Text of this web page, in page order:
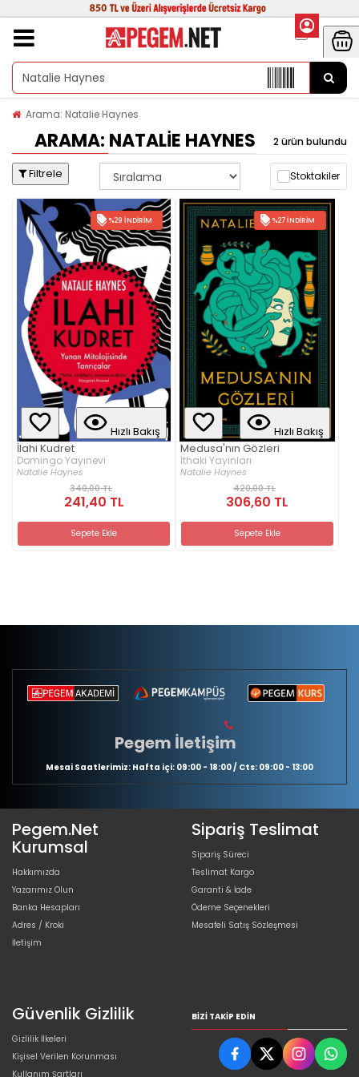
Arama: Natalie Haynes
ARAMA: NATALIE HAYNES 2 ürün bulundu
Filtrele Stoktakiler
%29 İNDIRIM
Hızlı Bakış
İlahi Kudret
Domingo Yayınevi
Natalie Haynes
340,00 TL
241,40 TL
Sepete Ekle
%27 İNDIRIM
Hızlı Bakış
Medusa'nın Gözleri
İthaki Yayınları
Natalie Haynes
420,00 TL
306,60 TL
Sepete Ekle
Pegem İletişim
Mesai Saatlerimiz: Hafta içi: 09:00 - 18:00 / Cts: 09:00 - 13:00
Pegem.Net
Kurumsal
Hakkımızda
Yazarımız Olun
Banka Hesapları
Adres / Kroki
İletişim
Sipariş Teslimat
Sipariş Süreci
Teslimat Kargo
Garanti & İade
Ödeme Seçenekleri
Mesafeli Satış Sözleşmesi
Güvenlik Gizlilik
Gizlilik İlkeleri
Kişisel Verilen Korunması
Kullanım Şartları
BIZI TAKIP EDIN